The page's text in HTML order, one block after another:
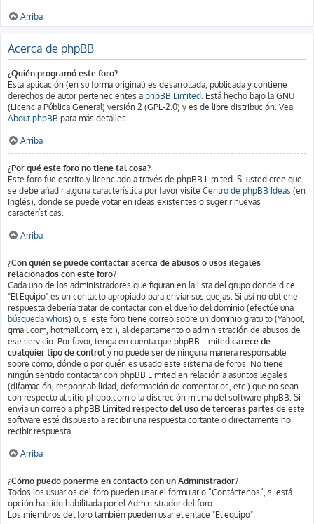
Arriba
Acerca de phpBB
¿Quién programó este foro?
Esta aplicación (en su forma original) es desarrollada, publicada y contiene
derechos de autor pertenecientes a phpBB Limited. Está hecho bajo la GNU
(Licencia Pública General) versión 2 (GPL-2.0) y es de libre distribución. Vea
About phpBB para más detalles.
Arriba
¿Por qué este foro no tiene tal cosa?
Este foro fue escrito y licenciado a través de phpBB Limited. Si usted cree que
se debe añadir alguna característica por favor visite Centro de phpBB Ideas (en
Inglés), donde se puede votar en ideas existentes o sugerir nuevas
características.
Arriba
¿Con quién se puede contactar acerca de abusos o usos ilegales
relacionados con este foro?
Cada uno de los administradores que figuran en la lista del grupo donde dice
"El Equipo" es un contacto apropiado para enviar sus quejas. Si así no obtiene
respuesta debería tratar de contactar con el dueño del dominio (efectúe una
búsqueda whois) o, si este foro tiene correo sobre un dominio gratuito (Yahoo!,
gmail.com, hotmail.com, etc.), al departamento o administración de abusos de
ese servicio. Por favor, tenga en cuenta que phpBB Limited carece de
cualquier tipo de control y no puede ser de ninguna manera responsable
sobre cómo, dónde o por quién es usado este sistema de foros. No tiene
ningún sentido contactar con phpBB Limited en relación a asuntos legales
(difamación, responsabilidad, deformación de comentarios, etc.) que no sean
con respecto al sitio phpbb.com o la discreción misma del software phpBB. Si
envia un correo a phpBB Limited respecto del uso de terceras partes de este
software esté dispuesto a recibir una respuesta cortante o directamente no
recibir respuesta.
Arriba
¿Cómo puedo ponerme en contacto con un Administrador?
Todos los usuarios del foro pueden usar el formulario “Contáctenos”, si está
opción ha sido habilitada por el Administrador del foro.
Los miembros del foro también pueden usar el enlace "El equipo".